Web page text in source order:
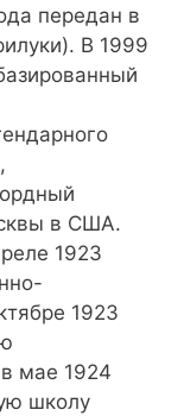
передан в
В 1999
в США.
1923
1923
мае 1924
школу